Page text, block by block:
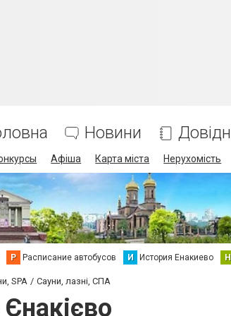
Новини
Афіша Карта міста Нерухомість
Р Расписание автобусов И История Енакиево Н
SPA Сауни, лазні, СПА